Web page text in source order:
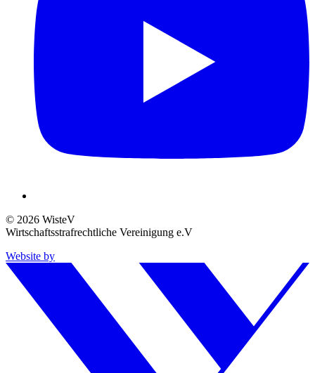
© 2026 WisteV
Wirtschaftsstrafrechtliche Vereinigung e.V
Website by